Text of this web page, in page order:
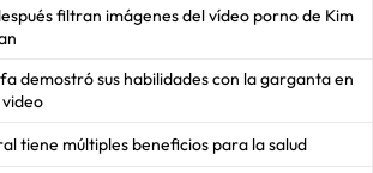
filtran imágenes del vídeo porno de Kim
demostró sus habilidades con la garganta en
tiene múltiples beneficios para la salud